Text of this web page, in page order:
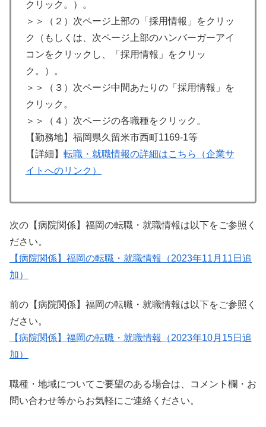
クリック。）。
＞＞（２）次ページ上部の「採用情報」をクリッ
ク（もしくは、次ページ上部のハンバーガーアイ
コンをクリックし、「採用情報」をクリッ
ク。）。
＞＞（３）次ページ中間あたりの「採用情報」を
クリック。
＞＞（４）次ページの各職種をクリック。
【勤務地】福岡県久留米市西町1169-1等
【詳細】 転職・就職情報の詳細はこちら（企業サ
イトへのリンク）
次の【病院関係】福岡の転職・就職情報は以下をご参照く
ださい。
【病院関係】福岡の転職・就職情報（2023年11月11日追
加）
前の【病院関係】福岡の転職・就職情報は以下をご参照く
ださい。
【病院関係】福岡の転職・就職情報（2023年10月15日追
加）
職種・地域についてご要望のある場合は、コメント欄・お
問い合わせ等からお気軽にご連絡ください。